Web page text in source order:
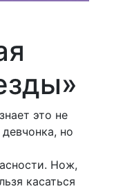
это не
но
Нож,
касаться